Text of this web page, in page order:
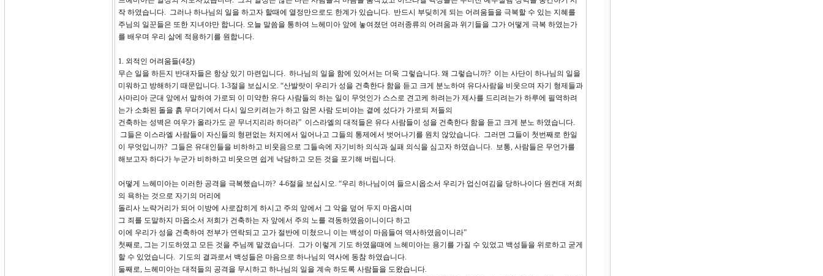
작 하였습니다. 그러나 하나님의 일을 하고자 할때에 열정만으로도 한계가 있습니다. 반드시 부딪히게 되는 어려움들을 극복할 수 있는 지혜를
주님의 일꾼들은 또한 지녀야만 합니다. 오늘 말씀을 통하여 느헤미아 앞에 놓여졌던 여러종류의 어려움과 위기들을 그가 어떻게 극복 하였는가
를 배우며 우리 삶에 적용하기를 원합니다.
1. 외적인 어려움들(4장)
무슨 일을 하든지 반대자들은 항상 있기 마련입니다. 하나님의 일을 함에 있어서는 더욱 그렇습니다. 왜 그렇습니까? 이는 사단이 하나님의 일을
미워하고 방해하기 때문입니다. 1-3절을 보십시오. “산발랏이 우리가 성을 건축한다 함을 듣고 크게 분노하여 유다사람을 비웃으며 자기 형제들과
사마리아 군대 앞에서 말하여 가로되 이 미약한 유다 사람들의 하는 일이 무엇인가 스스로 견고케 하려는가 제사를 드리려는가 하루에 필역하려
는가 소화된 돌을 흙 무더기에서 다시 일으키려는가 하고 암몬 사람 도비야는 곁에 섰다가 가로되 저들의
건축하는 성벽은 여우가 올라가도 곧 무너지리라 하더라” 이스라엘의 대적들은 유다 사람들이 성을 건축한다 함을 듣고 크게 분노 하였습니다.
그들은 이스라엘 사람들이 자신들의 형편없는 처지에서 일어나고 그들의 통제에서 벗어나기를 원치 않았습니다. 그러면 그들이 첫번째로 한일
이 무엇입니까? 그들은 유대인들을 비하하고 비웃음으로 그들속에 자기비하 의식과 실패 의식을 심고자 하였습니다. 보통, 사람들은 무언가를
해보고자 하다가 누군가 비하하고 비웃으면 쉽게 낙담하고 모든 것을 포기해 버립니다.
어떻게 느헤미아는 이러한 공격을 극복했습니까? 4-6절을 보십시오. “우리 하나님이여 들으시옵소서 우리가 업신여김을 당하나이다 원컨대 저희
의 욕하는 것으로 자기의 머리에
돌리사 노략거리가 되어 이방에 사로잡히게 하시고 주의 앞에서 그 악을 덮어 두지 마옵시며
그 죄를 도말하지 마옵소서 저희가 건축하는 자 앞에서 주의 노를 격동하였음이니이다 하고
이에 우리가 성을 건축하여 전부가 연락되고 고가 절반에 미쳤으니 이는 백성이 마음들여 역사하였음이니라”
첫째로, 그는 기도하였고 모든 것을 주님께 맡겼습니다. 그가 이렇게 기도 하였을때에 느헤미아는 용기를 가질 수 있었고 백성들을 위로하고 굳게
할 수 있었습니다. 기도의 결과로서 백성들은 마음으로 하나님의 역사에 동참 하였습니다.
둘째로, 느헤미아는 대적들의 공격을 무시하고 하나님의 일을 계속 하도록 사람들을 도왔습니다.